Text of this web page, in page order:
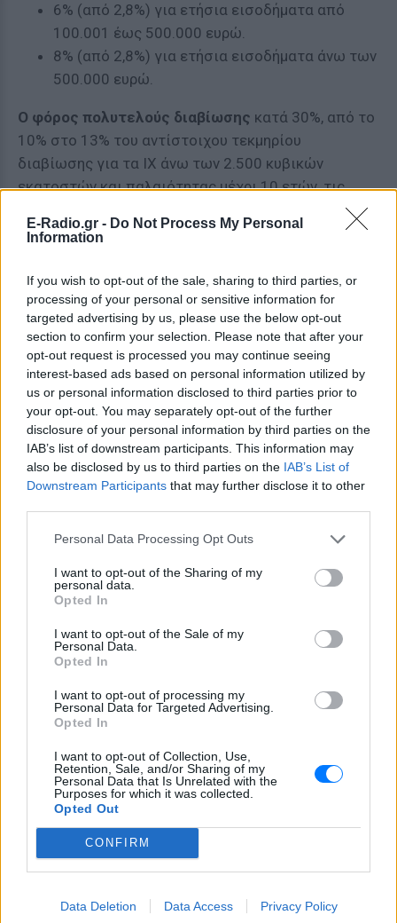
E-Radio.gr - Do Not Process My Personal
Information
If you wish to opt-out of the sale, sharing to third parties, or
processing of your personal or sensitive information for
targeted advertising by us, please use the below opt-out
section to confirm your selection. Please note that after your
opt-out request is processed you may continue seeing
interest-based ads based on personal information utilized by
us or personal information disclosed to third parties prior to
your opt-out. You may separately opt-out of the further
disclosure of your personal information by third parties on the
IAB’s list of downstream participants. This information may
also be disclosed by us to third parties on the IAB’s List of
Downstream Participants that may further disclose it to other
Personal Data Processing Opt Outs
I want to opt-out of the Sharing of my
personal data.
Opted In
I want to opt-out of the Sale of my
Personal Data.
Opted In
I want to opt-out of processing my
Personal Data for Targeted Advertising.
Opted In
I want to opt-out of Collection, Use,
Retention, Sale, and/or Sharing of my
Personal Data that Is Unrelated with the
Purposes for which it was collected.
Opted Out
CONFIRM
Data Deletion Data Access Privacy Policy
6% (από 2,8%) για ετήσια εισοδήματα από
100.001 έως 500.000 ευρώ.
8% (από 2,8%) για ετήσια εισοδήματα άνω των
500.000 ευρώ.
Ο φόρος πολυτελούς διαβίωσης κατά 30%, από το
10% στο 13% του αντίστοιχου τεκμηρίου
διαβίωσης για τα ΙΧ άνω των 2.500 κυβικών
εκατοστών και παλαιότητας μέχρι 10 ετών, τις
πισίνες, τα αεροσκάφη και τα ελικόπτερα. Ο φόρος
θα επεκταθεί και στα σκάφη αναψυχής άνω των 10
Τα συνταξιοδοτικά μέτρα που θα εφαρμοστούν
από Δευτέρα αν υπάρξει συμφωνία
Η Αθήνα δεσμεύεται για την εφαρμογή άμεσων
μέτρων στο συνταξιοδοτικό.
Κατάργηση των πρόωρων συντάξεωνκαι αύξηση
της ποινής σε περιπτώσεις πρόωρης εξόδου.
Πάντως ακόμη δεν έχει ξεκαθαρίσει αν στο
συνταξιοδοτικό θα μπουν και νέα άμεσα μέτρα.
ΔΙΑΦΗΜΙΣΗ